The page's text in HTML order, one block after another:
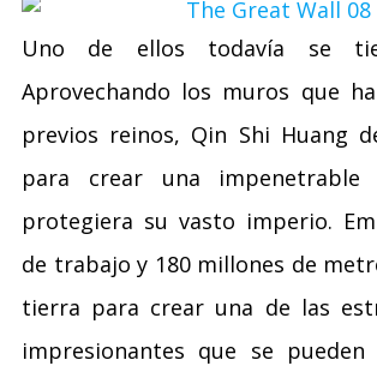
Uno de ellos todavía se
Aprovechando los muros que
previos reinos, Qin Shi Huang
para crear una impenetrable
protegiera su vasto imperio.
de trabajo y 180 millones de
tierra para crear una de las
impresionantes que se